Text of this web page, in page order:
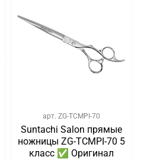
арт. ZG-TCMPI-70
Suntachi Salon прямые
ножницы ZG-TCMPI-70 5
класс ✅ Оригинал